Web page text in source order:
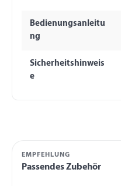
Bedienungsanleitu
ng
Sicherheitshinweis
e
EMPFEHLUNG
Passendes Zubehör